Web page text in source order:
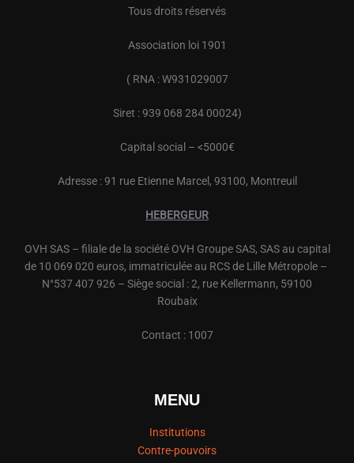
Tous droits réservés
Association loi 1901
( RNA : W931029007
Siret : 939 068 284 00024)
Capital social – <5000€
Adresse : 91 rue Etienne Marcel, 93100, Montreuil
HEBERGEUR
OVH SAS – filiale de la société OVH Groupe SAS, SAS au capital
de 10 069 020 euros, immatriculée au RCS de Lille Métropole –
N°537 407 926 – Siège social : 2, rue Kellermann, 59100
Roubaix
Contact : 1007
MENU
Institutions
Contre-pouvoirs